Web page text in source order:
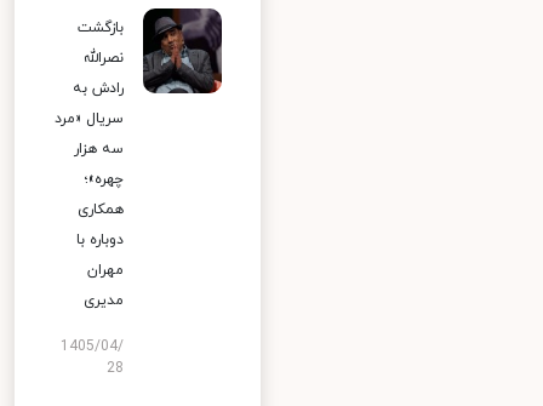
بازگشت
نصرالله
رادش به
سریال «مرد
سه هزار
چهره»؛
همکاری
دوباره با
مهران
مدیری
1405/04/
28